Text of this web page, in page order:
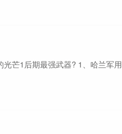
光芒1后期最强武器? 1、哈兰军用